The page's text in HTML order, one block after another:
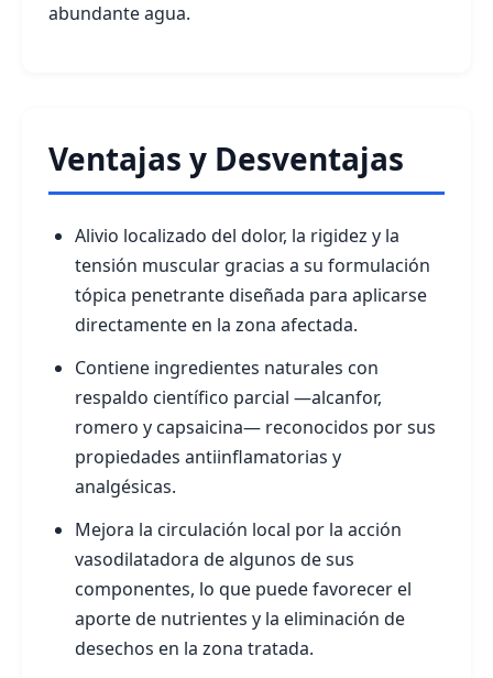
abundante agua.
Ventajas y Desventajas
Alivio localizado del dolor, la rigidez y la
tensión muscular gracias a su formulación
tópica penetrante diseñada para aplicarse
directamente en la zona afectada.
Contiene ingredientes naturales con
respaldo científico parcial —alcanfor,
romero y capsaicina— reconocidos por sus
propiedades antiinflamatorias y
analgésicas.
Mejora la circulación local por la acción
vasodilatadora de algunos de sus
componentes, lo que puede favorecer el
aporte de nutrientes y la eliminación de
desechos en la zona tratada.